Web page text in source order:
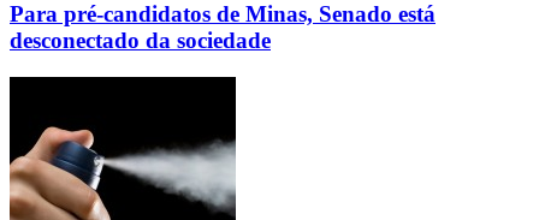
Para pré-candidatos de Minas, Senado está
desconectado da sociedade